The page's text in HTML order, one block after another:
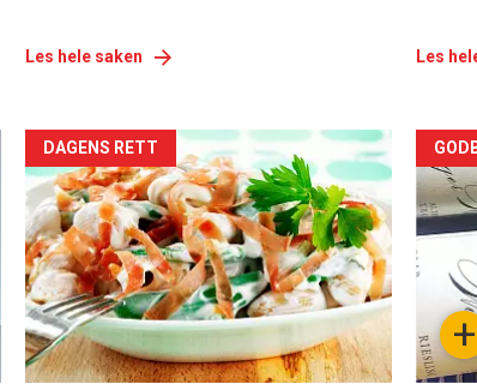
Les hele saken Les
Forsiden
akkurat
nå
-
5
DAGENS RETT
nå
6 +